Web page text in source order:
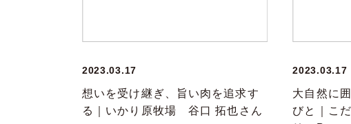
2023.03.17
想いを受け継ぎ、旨い肉を追求す
る｜いかり原牧場 谷口 拓也さん
2023.03.17
大自然に
びと｜こ